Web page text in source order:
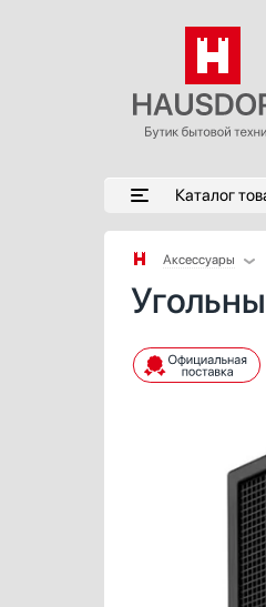
Каталог
Аксессуары
Аксессуары и
Акустические
Аромастанции
Барбекю
Вакуумные
Варочные
Варочные
Вафельницы
Вентиляторы